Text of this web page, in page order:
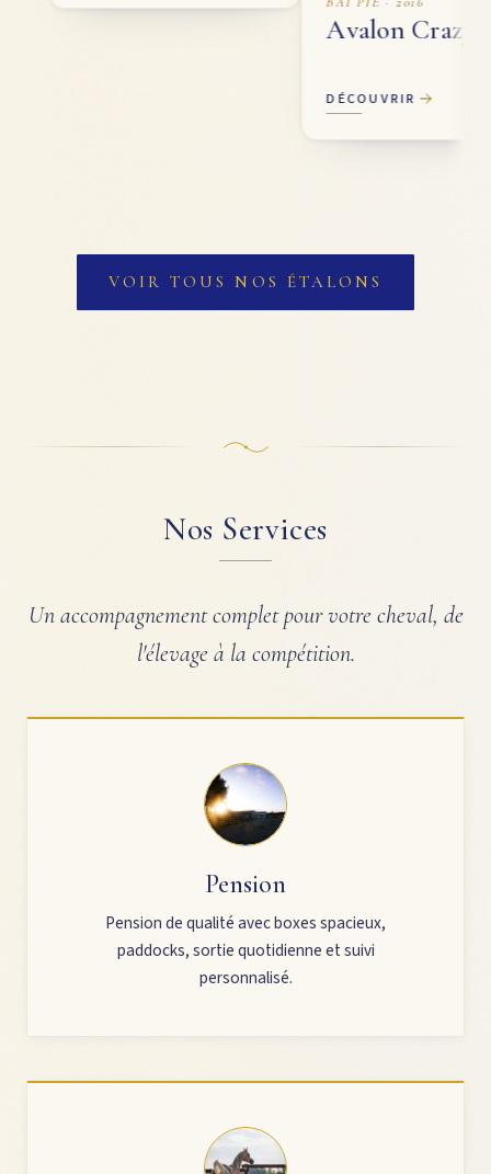
Avalon Crazy
VOIR TOUS NOS ÉTALONS
Nos Services
Un accompagnement complet pour votre cheval, de
l'élevage à la compétition.
Pension
Pension de qualité avec boxes spacieux,
paddocks, sortie quotidienne et suivi
personnalisé.